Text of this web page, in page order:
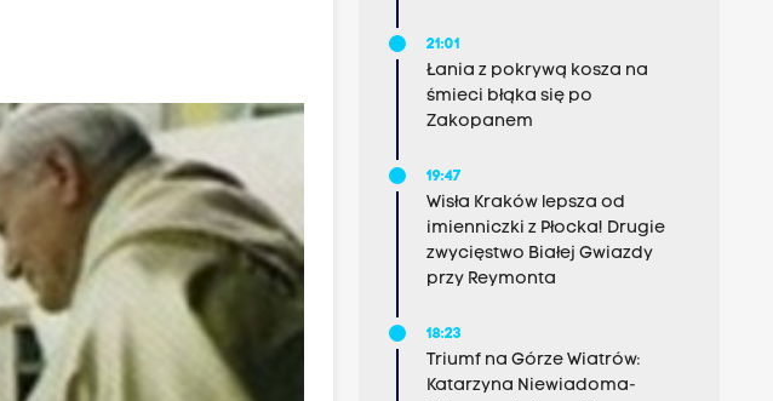
21:01
Łania z pokrywą kosza na
śmieci błąka się po
Zakopanem
19:47
Wisła Kraków lepsza od
imienniczki z Płocka! Drugie
zwycięstwo Białej Gwiazdy
przy Reymonta
18:23
Triumf na Górze Wiatrów:
Katarzyna Niewiadoma-